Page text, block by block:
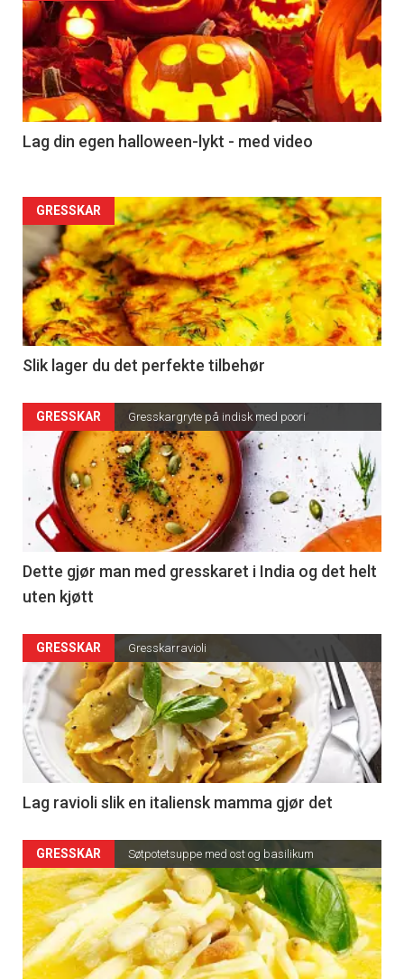
Lag din egen halloween-lykt - med video
GRESSKAR
Slik lager du det perfekte tilbehør
GRESSKAR Gresskargryte på indisk med poori
Dette gjør man med gresskaret i India og det helt
uten kjøtt
GRESSKAR Gresskarravioli
Lag ravioli slik en italiensk mamma gjør det
GRESSKAR Søtpotetsuppe med ost og basilikum